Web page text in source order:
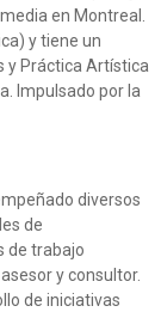
en Montreal.
y tiene un
y Práctica Artística
Impulsado por la
diversos
de
de trabajo
y consultor.
de iniciativas